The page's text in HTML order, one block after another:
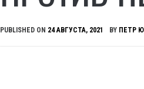
PUBLISHED ON 24 АВГУСТА, 2021 BY ПЕТР